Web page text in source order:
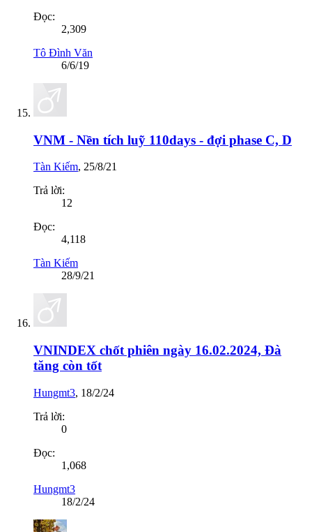
Đọc:
2,309
Tô Đình Văn
6/6/19
VNM - Nền tích luỹ 110days - đợi phase C, D
Tàn Kiếm, 25/8/21
Trả lời:
12
Đọc:
4,118
Tàn Kiếm
28/9/21
VNINDEX chốt phiên ngày 16.02.2024, Đà
tăng còn tốt
Hungmt3, 18/2/24
Trả lời:
0
Đọc:
1,068
Hungmt3
18/2/24